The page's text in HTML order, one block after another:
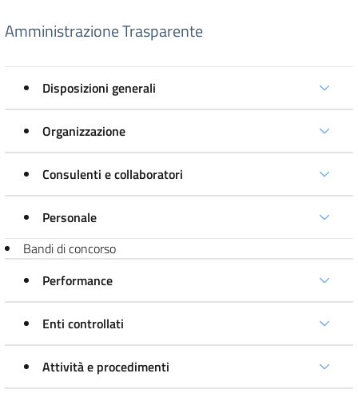
Amministrazione Trasparente
Disposizioni generali
Organizzazione
Consulenti e collaboratori
Personale
Bandi di concorso
Performance
Enti controllati
Attività e procedimenti